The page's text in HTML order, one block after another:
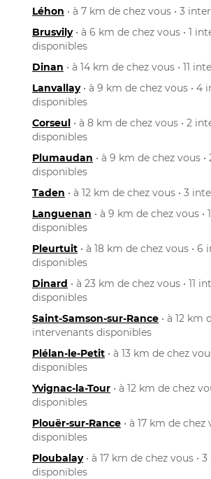
Léhon • à 7 km de chez vous • 3
Brusvily• à 6 km de chez vous • 1
disponibles
Dinan • à 14 km de chez vous • 11
Lanvallay• à 9 km de chez vous • 4
disponibles
Corseul • à 8 km de chez vous • 2
disponibles
Plumaudan • à 9 km de chez vous
disponibles
Taden • à 12 km de chez vous • 3
Languenan • à 9 km de chez vous •
disponibles
Pleurtuit • à 18 km de chez vous •
disponibles
Dinard • à 23 km de chez vous • 11
disponibles
Saint-Samson-sur-Rance • à 12 km
intervenants disponibles
Plélan-le-Petit • à 13 km de chez
disponibles
Yvignac-la-Tour • à 12 km de chez
disponibles
Plouër-sur-Rance • à 17 km de
disponibles
Ploubalay• à 17 km de chez vous •
disponibles